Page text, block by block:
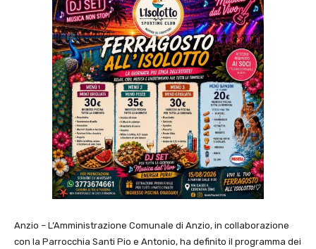
Anzio – L’Amministrazione Comunale di Anzio, in collaborazione
con la Parrocchia Santi Pio e Antonio, ha definito il programma dei